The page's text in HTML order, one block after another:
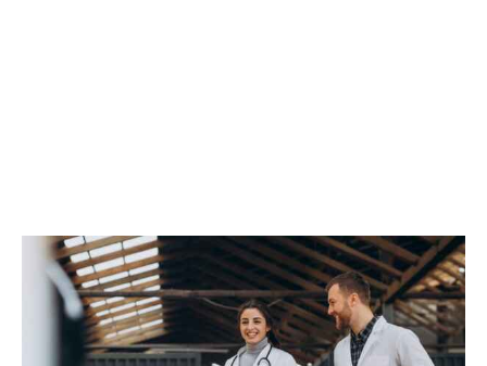
SAIBA MAIS:Veneno de sapo amazônico revela escudo
biológico contra superbactérias
Além da detecção, esses profissionais exercem uma
função vital na educação em saúde e na segurança